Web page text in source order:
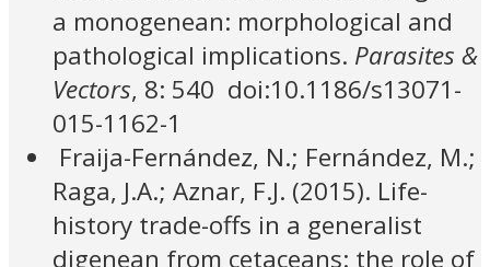
a monogenean: morphological and
pathological implications. Parasites &
Vectors, 8: 540 doi:10.1186/s13071-
015-1162-1
Fraija-Fernández, N.; Fernández, M.;
Raga, J.A.; Aznar, F.J. (2015). Life-
history trade-offs in a generalist
digenean from cetaceans: the role of